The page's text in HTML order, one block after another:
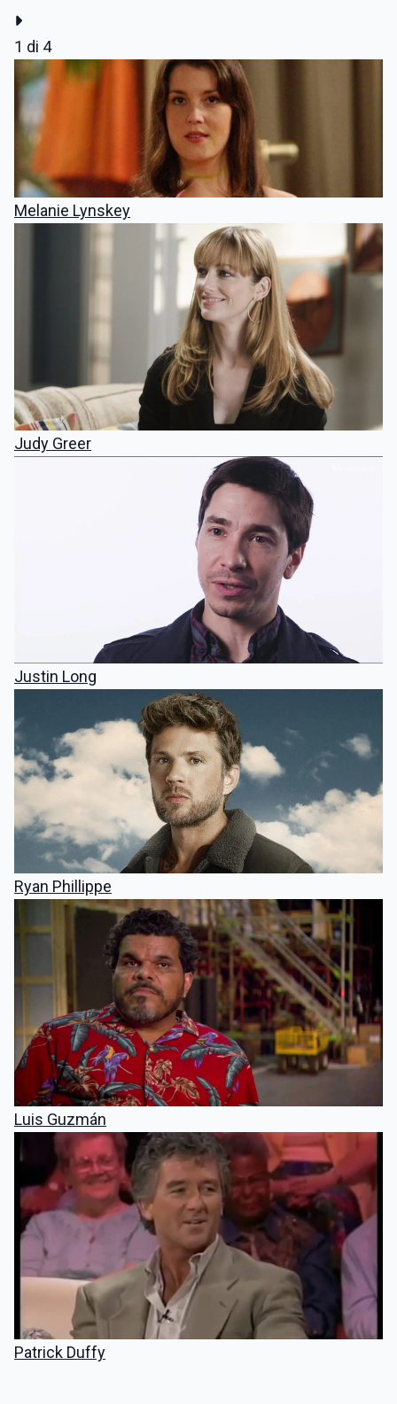
1 di 4
Melanie Lynskey
Judy Greer
Justin Long
Ryan Phillippe
Luis Guzmán
Patrick Duffy